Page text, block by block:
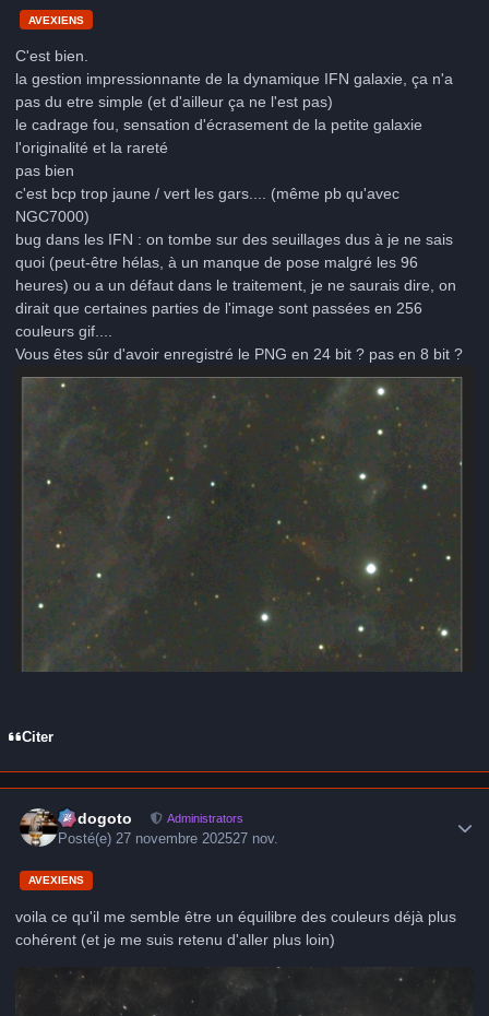
AVEXIENS
C'est bien.
la gestion impressionnante de la dynamique IFN galaxie, ça n'a
pas du etre simple (et d'ailleur ça ne l'est pas)
le cadrage fou, sensation d'écrasement de la petite galaxie
l'originalité et la rareté
pas bien
c'est bcp trop jaune / vert les gars.... (même pb qu'avec
NGC7000)
bug dans les IFN : on tombe sur des seuillages dus à je ne sais
quoi (peut-être hélas, à un manque de pose malgré les 96
heures) ou a un défaut dans le traitement, je ne saurais dire, on
dirait que certaines parties de l'image sont passées en 256
couleurs gif....
Vous êtes sûr d'avoir enregistré le PNG en 24 bit ? pas en 8 bit ?
Citer
frédogoto Administrators
Posté(e) 27 novembre 202527 nov.
AVEXIENS
voila ce qu'il me semble être un équilibre des couleurs déjà plus
cohérent (et je me suis retenu d'aller plus loin)